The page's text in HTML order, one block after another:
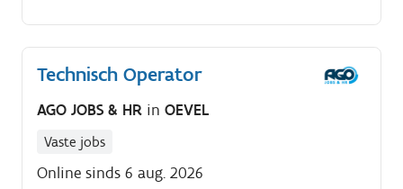
Technisch Operator
AGO JOBS & HR in OEVEL
Vaste jobs
Online sinds 6 aug. 2026